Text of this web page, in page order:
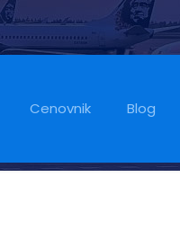
Cenovnik Blog